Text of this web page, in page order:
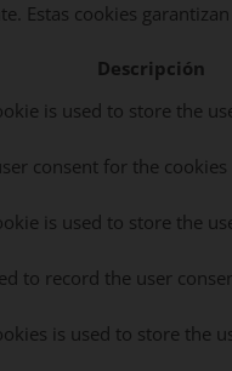
cookies
Descripción
is used to store the
consent for the
is used to store the
to record the user
is used to store the